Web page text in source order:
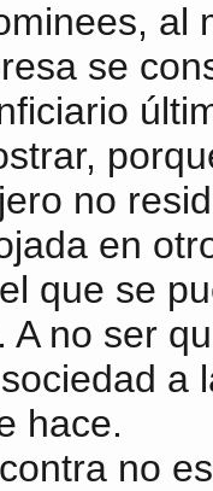
al
se
no
en
que se
A no ser
a
hace.
no